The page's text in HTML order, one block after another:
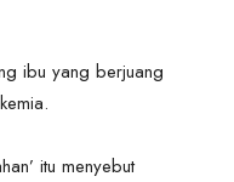
ibu yang berjuang
itu menyebut